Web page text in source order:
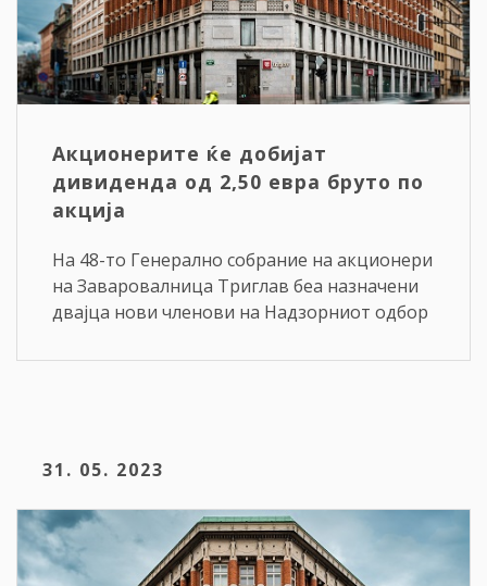
Акционерите ќе добијат
дивиденда од 2,50 евра бруто по
акција
На 48-то Генерално собрание на акционери
на Заваровалница Триглав беа назначени
двајца нови членови на Надзорниот одбор
31. 05. 2023